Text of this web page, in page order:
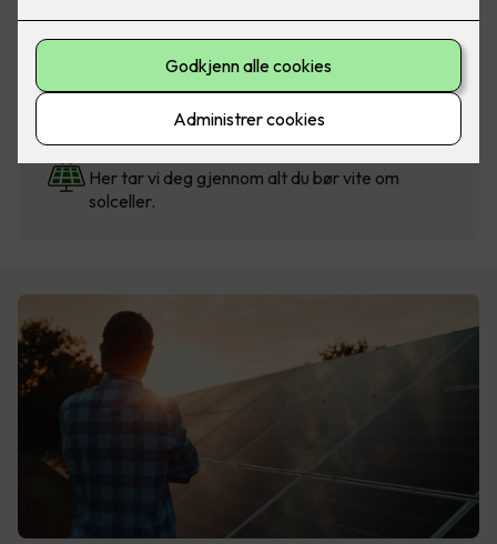
Visste du at du kan få støtte når du velger
klimasmarte løsninger?
Hva er fordelene med solceller?
Her tar vi deg gjennom alt du bør vite om
solceller.